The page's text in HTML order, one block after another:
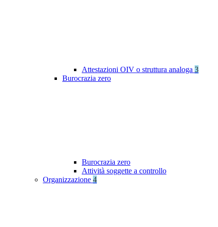
Attestazioni OIV o struttura analoga 3
Burocrazia zero
Burocrazia zero
Attività soggette a controllo
Organizzazione 4